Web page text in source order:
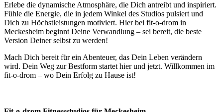
Erlebe die dynamische Atmosphäre, die Dich antreibt und inspiriert.
Fühle die Energie, die in jedem Winkel des Studios pulsiert und
Dich zu Höchstleistungen motiviert. Hier bei fit-o-drom in
Meckesheim beginnt Deine Verwandlung – sei bereit, die beste
Version Deiner selbst zu werden!
Mach Dich bereit für ein Abenteuer, das Dein Leben verändern
wird. Dein Weg zur Bestform startet hier und jetzt. Willkommen im
fit-o-drom – wo Dein Erfolg zu Hause ist!